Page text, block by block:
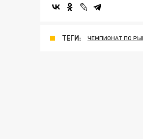
ТЕГИ: ЧЕМПИОНАТ ПО